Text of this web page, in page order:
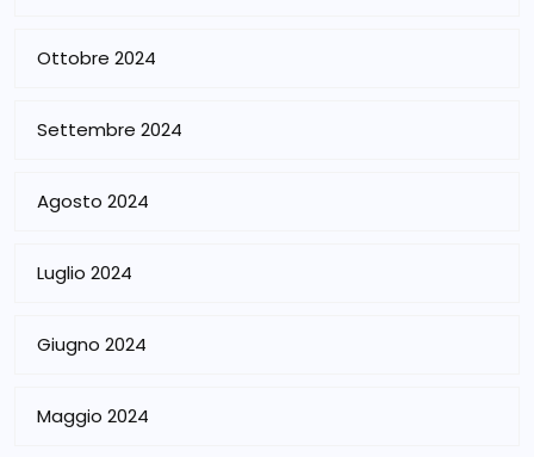
Ottobre 2024
Settembre 2024
Agosto 2024
Luglio 2024
Giugno 2024
Maggio 2024